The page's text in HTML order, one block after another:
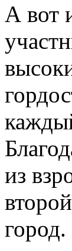
А вот
из
город.